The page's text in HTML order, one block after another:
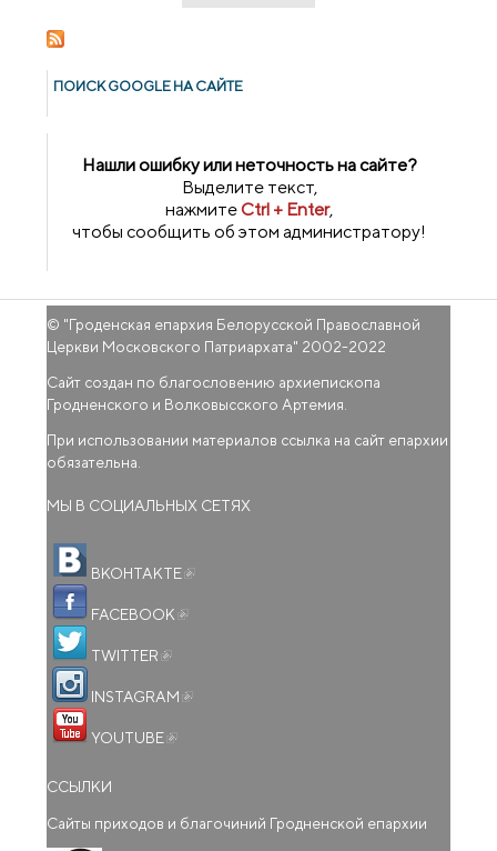
ПОИСК GOОGLE НА САЙТЕ
Нашли ошибку или неточность на сайте?
Выделите текст,
нажмитеCtrl + Enter,
чтобы сообщить об этом администратору!
© "Гроденская епархия Белорусской Православной
Церкви Московского Патриархата" 2002-2022
Сайт создан по благословению архиепископа
Гродненского и Волковысского Артемия.
При использовании материалов ссылка на сайт епархии
обязательна.
МЫ В СОЦИАЛЬНЫХ СЕТЯХ
ВКОНТАКТЕ
FACEBOOK
TWITTER
INSTAGRAM
YOUTUBE
ССЫЛКИ
Сайты приходов и благочиний Гродненской епархии